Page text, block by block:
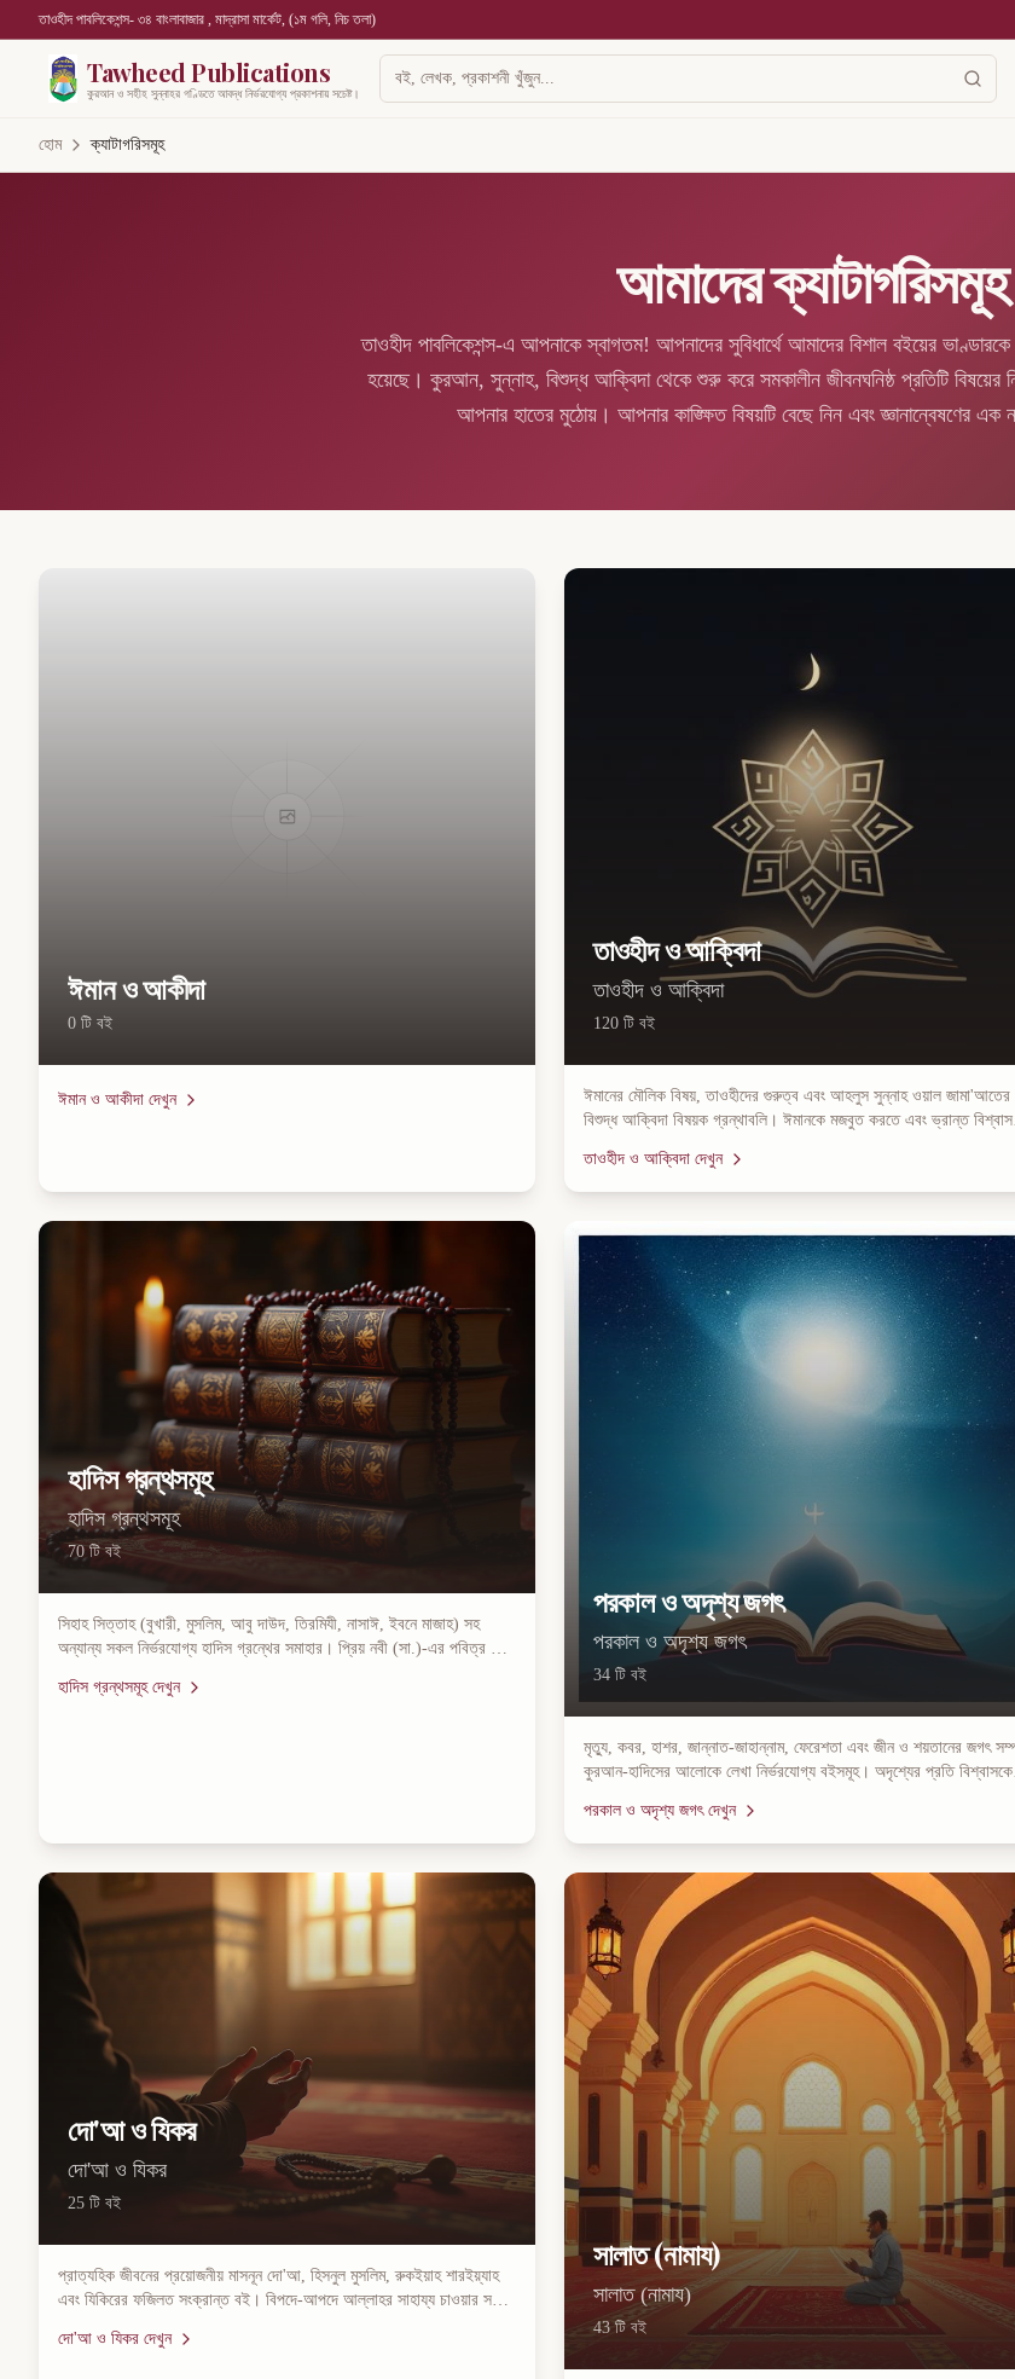
তাওহীদ পাবলিকেশন্স- ৩৪ বাংলাবাজার , মাদ্রাসা মার্কেট, (১ম গলি, নিচ তলা)
Tawheed Publications
কুরআন ও সহীহ সুন্নাহর গণ্ডিতে আবদ্ধ নির্ভরযোগ্য প্রকাশনায় সচেষ্ট।
হোম ক্যাটাগরিসমূহ
আমাদের ক্যাটাগরিসমূহ
তাওহীদ পাবলিকেশন্স-এ আপনাকে স্বাগতম! আপনাদের সুবিধার্থে আমাদের বিশাল বইয়ের ভাণ্ডারকে
হয়েছে। কুরআন, সুন্নাহ, বিশুদ্ধ আক্বিদা থেকে শুরু করে সমকালীন জীবনঘনিষ্ঠ প্রতিটি বিষয়ের
আপনার হাতের মুঠোয়। আপনার কাঙ্ক্ষিত বিষয়টি বেছে নিন এবং জ্ঞানান্বেষণের
ঈমান ও আকীদা
0 টি বই
ঈমান ও আকীদা দেখুন
তাওহীদ ও আক্বিদা
তাওহীদ ও আক্বিদা
120টি বই
ঈমানের মৌলিক বিষয়, তাওহীদের গুরুত্ব এবং আহলুস সুন্নাহ ওয়াল জামা'আতের
বিশুদ্ধ আক্বিদা বিষয়ক গ্রন্থাবলি। ঈমানকে মজবুত করতে এবং ভ্রান্ত বিশ্বাস
তাওহীদ ও আক্বিদাদেখুন
হাদিস গ্রন্থসমূহ
হাদিস গ্রন্থসমূহ
70টি বই
সিহাহ সিত্তাহ (বুখারী, মুসলিম, আবু দাউদ, তিরমিযী, নাসাঈ, ইবনে মাজাহ) সহ
অন্যান্য সকল নির্ভরযোগ্য হাদিস গ্রন্থের সমাহার। প্রিয় নবী (সা.)-এর পবিত্র বাণী
হাদিস গ্রন্থসমূহদেখুন
পরকাল ও অদৃশ্য জগৎ
পরকাল ও অদৃশ্য জগৎ
34টি বই
মৃত্যু, কবর, হাশর, জান্নাত-জাহান্নাম, ফেরেশতা এবং জীন ও শয়তানের জগৎ
কুরআন-হাদিসের আলোকে লেখা নির্ভরযোগ্য বইসমূহ। অদৃশ্যের প্রতি বিশ্বাসকে
পরকাল ও অদৃশ্য জগৎদেখুন
দো'আ ও যিকর
দো'আ ও যিকর
25 টি বই
প্রাত্যহিক জীবনের প্রয়োজনীয় মাসনূন দো'আ, হিসনুল মুসলিম, রুকইয়াহ শারইয়্যাহ
এবং যিকিরের ফজিলত সংক্রান্ত বই। বিপদে-আপদে আল্লাহর সাহায্য চাওয়ার সঠিক
দো'আ ও যিকর দেখুন
সালাত (নামায)
সালাত (নামায)
43টি বই